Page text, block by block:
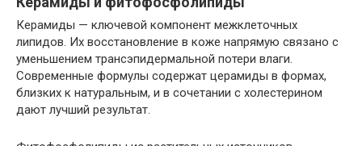
Керамиды — ключевой компонент межклеточных
липидов. Их восстановление в коже напрямую связано с
уменьшением трансэпидермальной потери влаги.
Современные формулы содержат церамиды в формах,
близких к натуральным, и в сочетании с холестерином
дают лучший результат.